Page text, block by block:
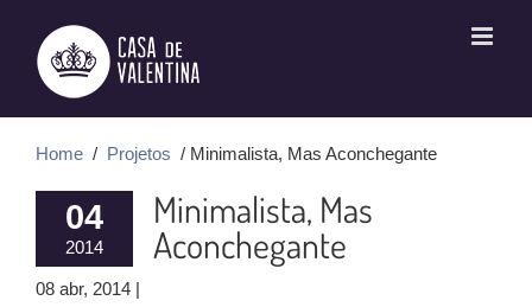
conteúdo
Home / Projetos / Minimalista, Mas Aconchegante
04
2014
Minimalista, Mas
Aconchegante
08 abr, 2014 |